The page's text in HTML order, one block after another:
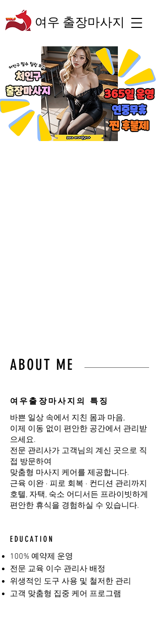
여우 출장마사지
ABOUT ME
여우출장마사지의 특징
바쁜 일상 속에서 지친 몸과 마음,
이제 이동 없이 편안한 공간에서 관리받
으세요.
전문 관리사가 고객님의 계신 곳으로 직
접 방문하여
맞춤형 마사지 케어를 제공합니다.
근육 이완 · 피로 회복 · 컨디션 관리까지
호텔, 자택, 숙소 어디서든 프라이빗하게
편안한 휴식을 경험하실 수 있습니다.
EDUCATION
100% 예약제 운영
전문 교육 이수 관리사 배정
위생적인 도구 사용 및 철저한 관리
고객 맞춤형 집중 케어 프로그램